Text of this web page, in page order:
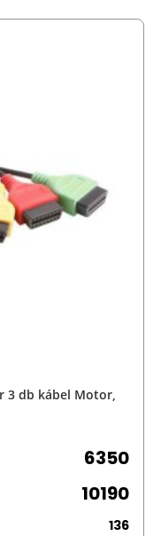
3 db kábel Motor,
6350
10190
136